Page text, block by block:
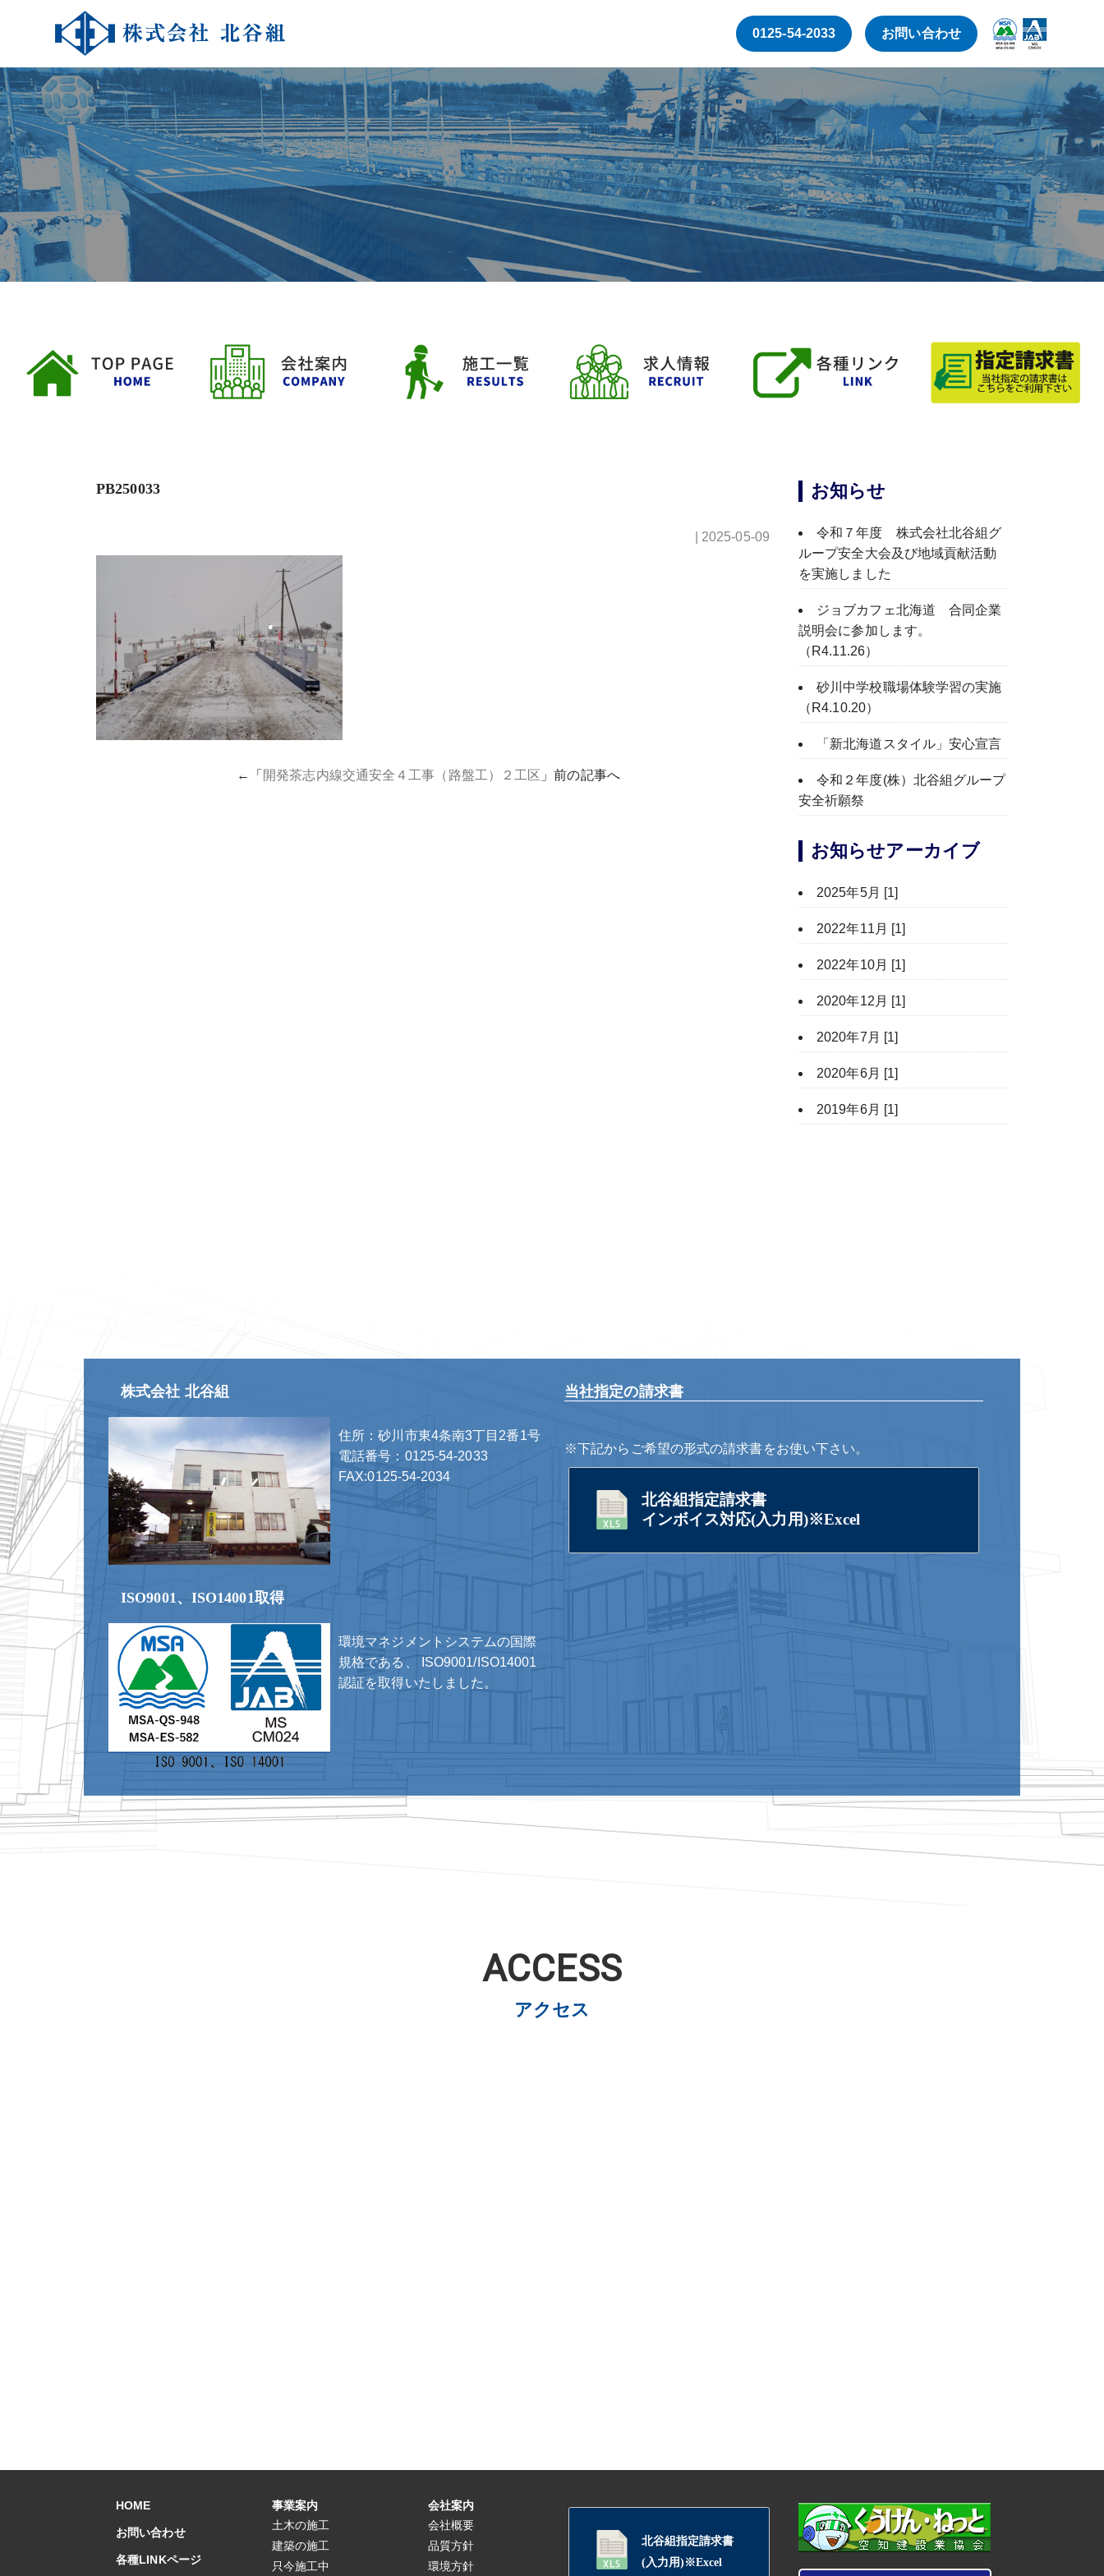
0125-54-2033 お問い合わせ
PB250033
| 2025-05-09
←「 開発茶志内線交通安全４工事（路盤工）２工区 」前の記事へ
お知らせ
令和７年度 株式会社北谷組グ
ループ安全大会及び地域貢献活動
を実施しました
ジョブカフェ北海道 合同企業
説明会に参加します。
（R4.11.26）
砂川中学校職場体験学習の実施
（R4.10.20）
「新北海道スタイル」安心宣言
令和２年度(株）北谷組グループ
安全祈願祭
お知らせアーカイブ
2025年5月 [1]
2022年11月 [1]
2022年10月 [1]
2020年12月 [1]
2020年7月 [1]
2020年6月 [1]
2019年6月 [1]
株式会社 北谷組
住所：砂川市東4条南3丁目2番1号
電話番号：0125-54-2033
FAX:0125-54-2034
ISO9001、ISO14001取得
環境マネジメントシステムの国際
規格である、 ISO9001/ISO14001
認証を取得いたしました。
当社指定の請求書
※下記からご希望の形式の請求書をお使い下さい。
北谷組指定請求書
インボイス対応(入力用)※Excel
ACCESS
アクセス
HOME
お問い合わせ
各種LINKページ
事業案内
土木の施工
建築の施工
只今施工中
会社案内
会社概要
品質方針
環境方針
北谷組指定請求書
(入力用)※Excel